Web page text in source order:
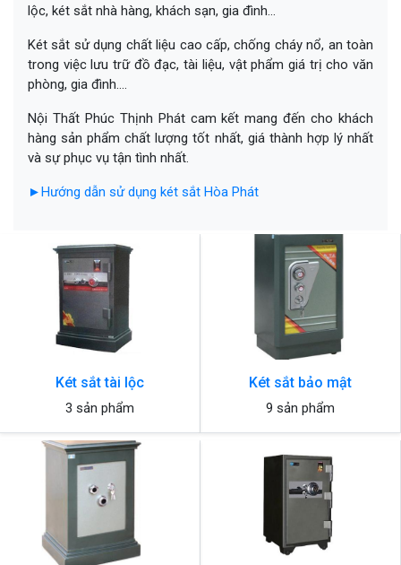
lộc, két sắt nhà hàng, khách sạn, gia đình…
Két sắt sử dụng chất liệu cao cấp, chống cháy nổ, an toàn
trong việc lưu trữ đồ đạc, tài liệu, vật phẩm giá trị cho văn
phòng, gia đình….
Nội Thất Phúc Thịnh Phát cam kết mang đến cho khách
hàng sản phẩm chất lượng tốt nhất, giá thành hợp lý nhất
và sự phục vụ tận tình nhất.
►Hướng dẫn sử dụng két sắt Hòa Phát
Két sắt tài lộc
3 sản phẩm
Két sắt bảo mật
9 sản phẩm